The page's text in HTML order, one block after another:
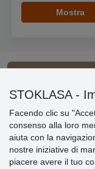
Mostra
Informazioni
» Impostazioni
» Termini &
» Informativa
» Consegna e
» Garanzia e resi
STOKLASA -
Facendo clic su
consenso alla loro
aiuta con la
nostre iniziative di
piacere avere il tuo